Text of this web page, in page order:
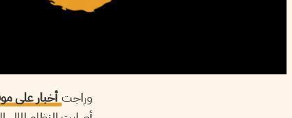
وراجتأخبار على